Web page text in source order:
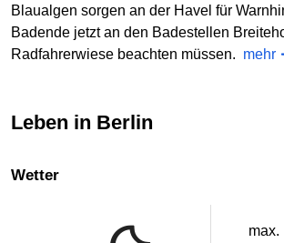
Blaualgen sorgen an der Havel für
Badende jetzt an den Badestellen
Radfahrerwiese beachten müssen. mehr
Leben in Berlin
Wetter
max.